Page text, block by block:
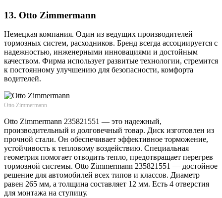
13. Otto Zimmermann
Немецкая компания. Один из ведущих производителей
тормозных систем, расходников. Бренд всегда ассоциируется с
надежностью, инженерными инновациями и достойным
качеством. Фирма использует развитые технологии, стремится
к постоянному улучшению для безопасности, комфорта
водителей.
Otto Zimmermann
Otto Zimmermann 235821551 — это надежный,
производительный и долговечный товар. Диск изготовлен из
прочной стали. Он обеспечивает эффективное торможение,
устойчивость к тепловому воздействию. Специальная
геометрия помогает отводить тепло, предотвращает перегрев
тормозной системы. Otto Zimmermann 235821551 — достойное
решение для автомобилей всех типов и классов. Диаметр
равен 265 мм, а толщина составляет 12 мм. Есть 4 отверстия
для монтажа на ступицу.